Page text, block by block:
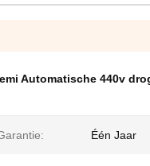
Automatische 440v
Één Jaar